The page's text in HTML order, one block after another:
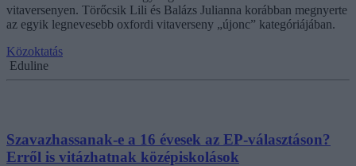
vitaversenyen. Törőcsik Lili és Balázs Julianna korábban megnyerte
az egyik legnevesebb oxfordi vitaverseny „újonc” kategóriájában.
Közoktatás
Eduline
Szavazhassanak-e a 16 évesek az EP-választáson?
Erről is vitázhatnak középiskolások